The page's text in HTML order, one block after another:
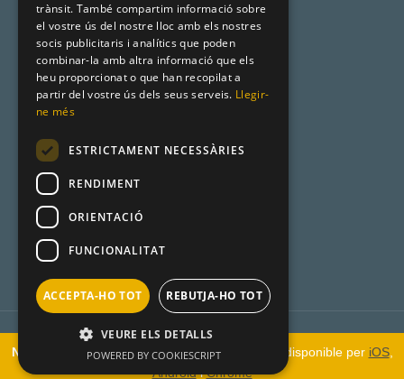
Novetat! Prova“Compara amb IA”la nova app disponible per iOS,
AndroidiChrome
Llista de naixement
Premsa
Racó Català
“En calidad de Afiliado de Amazon, obtengo ingresos por las
compras adscritas que cumplen los requisitos aplicables” (més info)
trànsit. També compartim informació sobre
el vostre ús del nostre lloc amb els nostres
socis publicitaris i analítics que poden
combinar-la amb altra informació que els
heu proporcionat o que han recopilat a
partir del vostre ús dels seus serveis. Llegir-
ne més
ESTRICTAMENT NECESSÀRIES
RENDIMENT
ORIENTACIÓ
FUNCIONALITAT
ACCEPTA-HO TOT REBUTJA-HO TOT
VEURE ELS DETALLS
POWERED BY COOKIESCRIPT